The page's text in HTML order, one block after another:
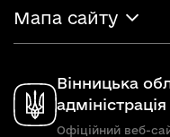
Мапа сайту
Вінницька
адміністрація
Офіційний веб-